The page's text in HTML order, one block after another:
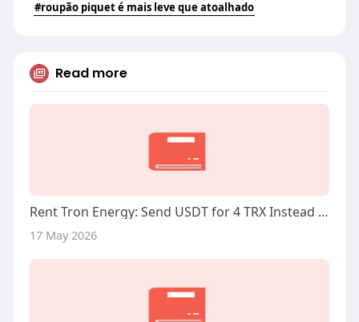
#roupão piquet é mais leve que atoalhado
Read more
Rent Tron Energy: Send USDT for 4 TRX Instead of 13
17 May 2026